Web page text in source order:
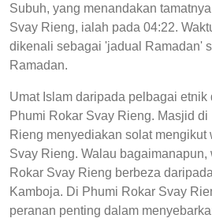
Subuh, yang menandakan
Svay Rieng, ialah pada 04:22.
dikenali sebagai 'jadual Ramadan'
Ramadan.
Umat Islam daripada pelbagai
Phumi Rokar Svay Rieng. Masjid
Rieng menyediakan solat mengikut
Svay Rieng. Walau bagaimanapun,
Rokar Svay Rieng berbeza
Kamboja. Di Phumi Rokar Svay
peranan penting dalam